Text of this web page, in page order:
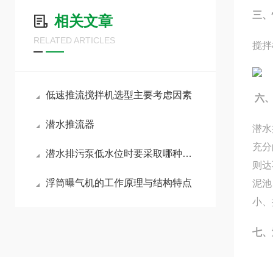
相关文章
RELATED ARTICLES
低速推流搅拌机选型主要考虑因素
潜水推流器
潜水排污泵低水位时要采取哪种保护措施
浮筒曝气机的工作原理与结构特点
三
搅
六
潜
充
则
泥
小
七